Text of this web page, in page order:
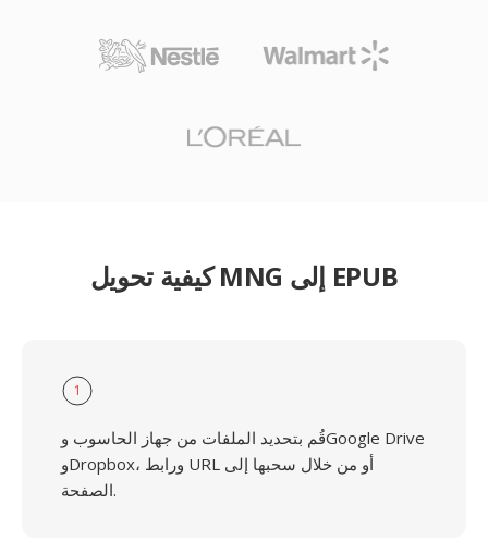
كيفية تحويل MNG إلى EPUB
1
قُم بتحديد الملفات من جهاز الحاسوب وGoogle Drive
وDropbox، ورابط URL أو من خلال سحبها إلى
الصفحة.